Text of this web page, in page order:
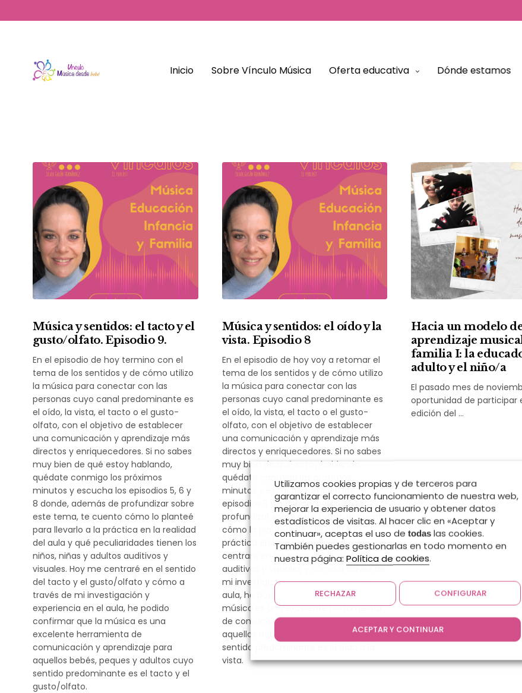
Inicio Sobre Vínculo Música Oferta educativa Dónde estamos
Música y sentidos: el tacto y el
gusto/olfato. Episodio 9.
En el episodio de hoy termino con el
tema de los sentidos y de cómo utilizo
la música para conectar con las
personas cuyo canal predominante es
el oído, la vista, el tacto o el gusto-
olfato, con el objetivo de establecer
una comunicación y aprendizaje más
directos y enriquecedores. Si no sabes
muy bien de qué estoy hablando,
quédate conmigo los próximos
minutos y escucha los episodios 5, 6 y
8 donde, además de profundizar sobre
este tema, te cuento cómo lo planteé
para llevarlo a la práctica en la realidad
del aula y qué peculiaridades tienen los
niños, niñas y adultos auditivos y
visuales. Hoy me centraré en el sentido
del tacto y el gusto/olfato y cómo a
través de mi investigación y
experiencia en el aula, he podido
confirmar que la música es una
excelente herramienta de
comunicación y aprendizaje para
aquellos bebés, peques y adultos cuyo
sentido predominante es el tacto y el
gusto/olfato.
Música y sentidos: el oído y la
vista. Episodio 8
En el episodio de hoy voy a retomar el
tema de los sentidos y de cómo utilizo
la música para conectar con las
personas cuyo canal predominante es
el oído, la vista, el tacto o el gusto-
olfato, con el objetivo de establecer
una comunicación y aprendizaje más
directos y enriquecedores. Si no sabes
muy bien de qué estoy hablando,
quédate conmigo los próximos
minutos y escucha también los
episodios 5 y 6 donde, además de
profundizar sobre este tema, te cuento
cómo lo planteé para llevarlo a la
práctica en la realidad del aula. Hoy me
centraré en los niños, niñas y adultos
auditivos y visuales y cómo a través de
mi investigación y experiencia en el
aula, he podido confirmar que la
música es una excelente herramienta
de comunicación y aprendizaje para
aquellos bebés, peques y adultos cuyo
sentido predominante es el oído o la
vista.
Hacia un modelo
aprendizaje
familia I: la
adulto y el niño/a
El pasado mes de
oportunidad de participar
edición del …
Utilizamos cookies propias y de terceros para
garantizar el correcto funcionamiento de nuestra web,
mejorar la experiencia de usuario y obtener datos
estadísticos de visitas. Al hacer clic en «Aceptar y
continuar», aceptas el uso de todas las cookies.
También puedes gestionarlas en todo momento en
nuestra página: Política de cookies.
RECHAZAR CONFIGURAR
ACEPTAR Y CONTINUAR